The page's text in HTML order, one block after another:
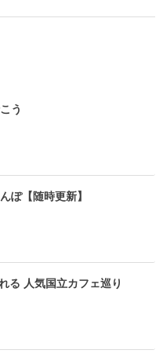
う
ぽ【随時更新】
る 人気国立カフェ巡り